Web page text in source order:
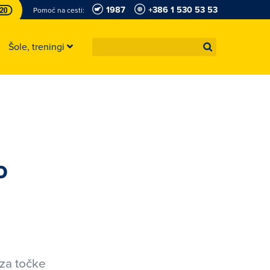
Pomoč na cesti: 1987 +386 1 530 53 53
Šole, treningi
točke